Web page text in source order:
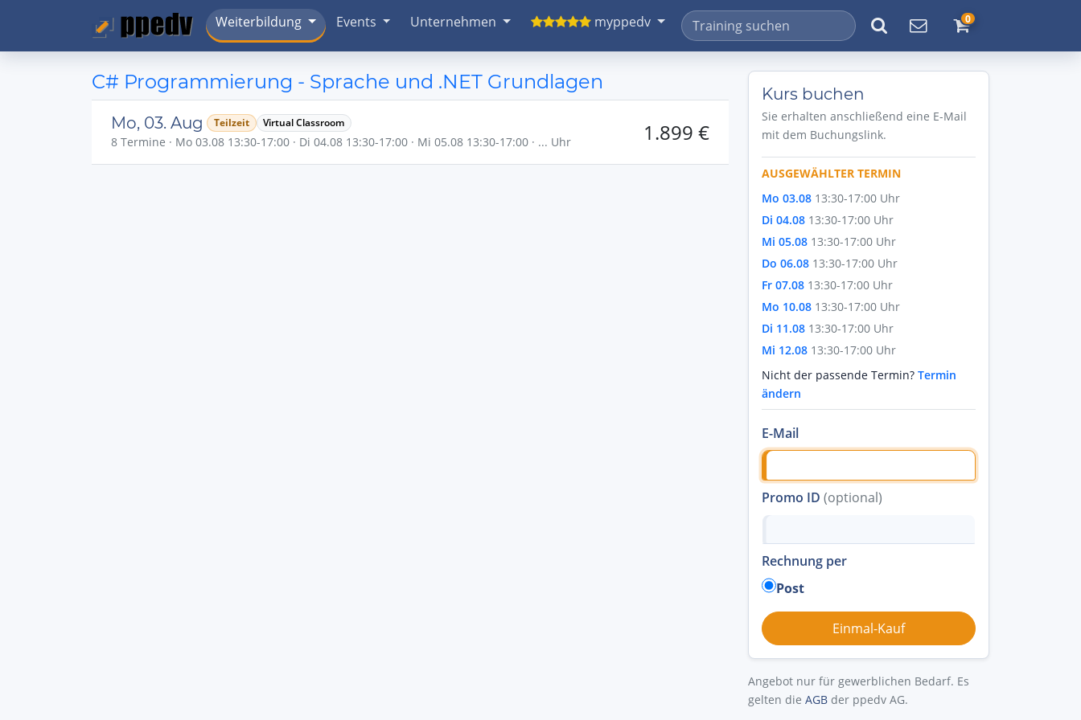
Weiterbildung Events Unternehmen myppedv 0
C# Programmierung - Sprache und .NET Grundlagen
Mo, 03. Aug Teilzeit Virtual Classroom
8 Termine · Mo 03.08 13:30-17:00 · Di 04.08 13:30-17:00 · Mi 05.08 13:30-17:00 · ... Uhr 1.899 €
Kurs buchen
Sie erhalten anschließend eine E-Mail
mit dem Buchungslink.
AUSGEWÄHLTER TERMIN
Mo 03.08 13:30-17:00 Uhr
Di 04.08 13:30-17:00 Uhr
Mi 05.08 13:30-17:00 Uhr
Do 06.08 13:30-17:00 Uhr
Fr 07.08 13:30-17:00 Uhr
Mo 10.08 13:30-17:00 Uhr
Di 11.08 13:30-17:00 Uhr
Mi 12.08 13:30-17:00 Uhr
Nicht der passende Termin? Termin
ändern
E-Mail
Promo ID (optional)
Rechnung per
Post
Angebot nur für gewerblichen Bedarf. Es
gelten die AGB der ppedv AG.